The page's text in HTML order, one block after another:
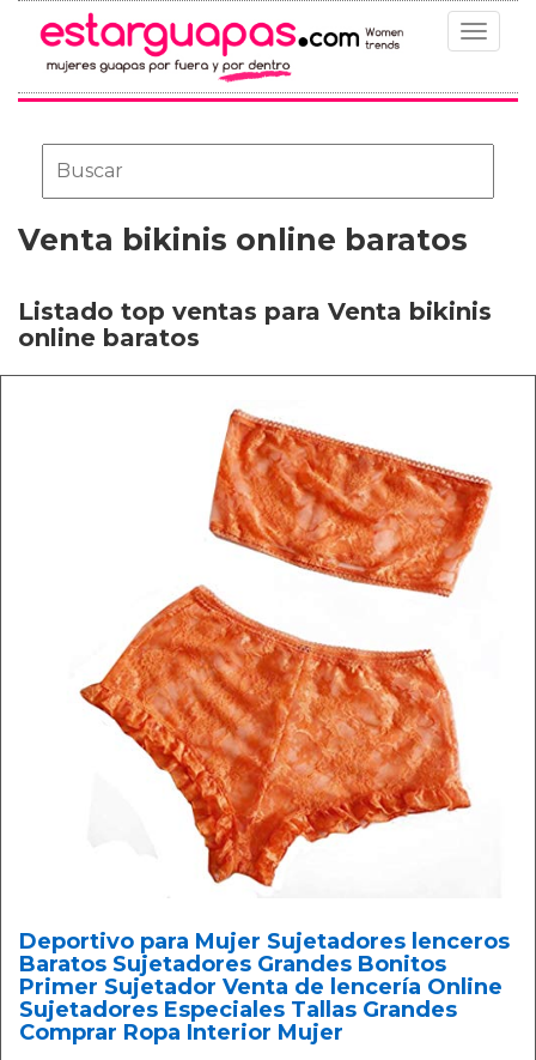
Toggle
Venta bikinis online baratos
Listado top ventas para Venta bikinis
online baratos
Deportivo para Mujer Sujetadores lenceros
Baratos Sujetadores Grandes Bonitos
Primer Sujetador Venta de lencería Online
Sujetadores Especiales Tallas Grandes
Comprar Ropa Interior Mujer